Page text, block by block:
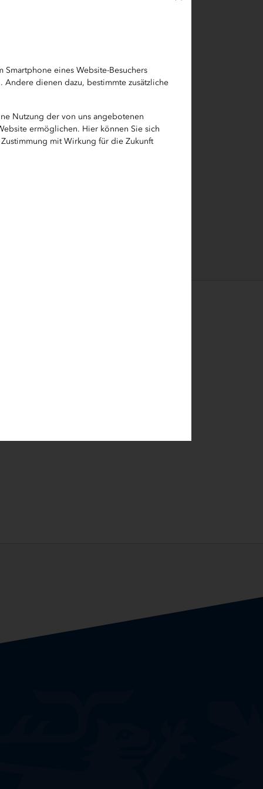
eines Website-Besuchers
dienen dazu, bestimmte zusätzliche
Nutzung der von uns angebotenen
ermöglichen. Hier können Sie sich
mit Wirkung für die Zukunft